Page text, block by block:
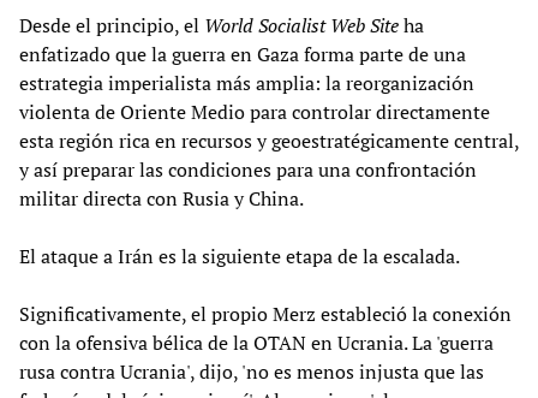
Desde el principio, el World Socialist Web Siteha
enfatizado que la guerra en Gaza forma parte de una
estrategia imperialista más amplia: la reorganización
violenta de Oriente Medio para controlar directamente
esta región rica en recursos y geoestratégicamente central,
y así preparar las condiciones para una confrontación
militar directa con Rusia y China.
El ataque a Irán es la siguiente etapa de la escalada.
Significativamente, el propio Merz estableció la conexión
con la ofensiva bélica de la OTAN en Ucrania. La 'guerra
rusa contra Ucrania', dijo, 'no es menos injusta que las